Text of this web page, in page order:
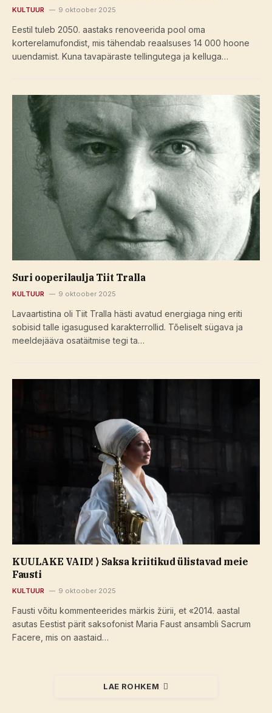
KULTUUR 9 oktoober 2025
Eestil tuleb 2050. aastaks renoveerida pool oma
korterelamufondist, mis tähendab reaalsuses 14 000 hoone
uuendamist. Kuna tavapäraste tellingutega ja kelluga…
Suri ooperilaulja Tiit Tralla
KULTUUR 9 oktoober 2025
Lavaartistina oli Tiit Tralla hästi avatud energiaga ning eriti
sobisid talle igasugused karakterrollid. Tõeliselt sügava ja
meeldejääva osatäitmise tegi ta…
KUULAKE VAID! ⟩ Saksa kriitikud ülistavad meie
Fausti
KULTUUR 9 oktoober 2025
Fausti võitu kommenteerides märkis žürii, et «2014. aastal
asutas Eestist pärit saksofonist Maria Faust ansambli Sacrum
Facere, mis on aastaid…
LAE ROHKEM